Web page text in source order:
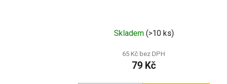
Skladem (>10 ks)
65 Kč bez DPH
79 Kč